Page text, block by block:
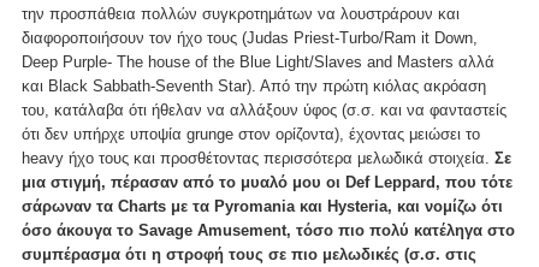
την προσπάθεια πολλών συγκροτημάτων να λουστράρουν και
διαφοροποιήσουν τον ήχο τους (Judas Priest-Turbo/Ram it Down,
Deep Purple- The house of the Blue Light/Slaves and Masters αλλά
και Black Sabbath-Seventh Star). Από την πρώτη κιόλας ακρόαση
του, κατάλαβα ότι ήθελαν να αλλάξουν ύφος (σ.σ. και να φανταστείς
ότι δεν υπήρχε υποψία grunge στον ορίζοντα), έχοντας μειώσει το
heavy ήχο τους και προσθέτοντας περισσότερα μελωδικά στοιχεία. Σε
μια στιγμή, πέρασαν από το μυαλό μου οι Def Leppard, που τότε
σάρωναν τα Charts με τα Pyromania και Hysteria, και νομίζω ότι
όσο άκουγα το Savage Amusement, τόσο πιο πολύ κατέληγα στο
συμπέρασμα ότι η στροφή τους σε πιο μελωδικές (σ.σ. στις